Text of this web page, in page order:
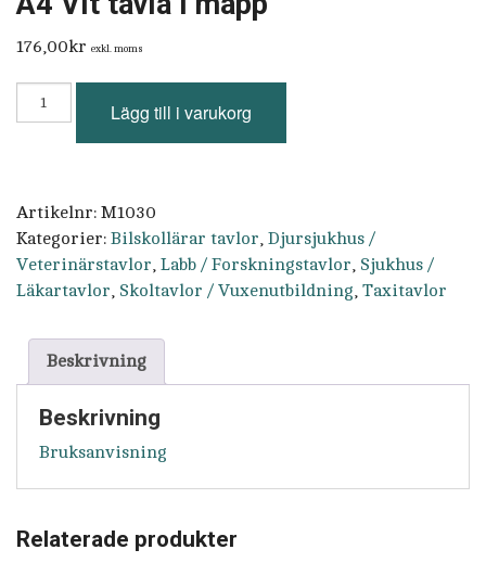
176,00kr exkl. moms
mängd
Lägg till i varukorg
Artikelnr: M1030
Kategorier: Bilskollärar tavlor, Djursjukhus /
Veterinärstavlor, Labb / Forskningstavlor, Sjukhus /
Läkartavlor, Skoltavlor / Vuxenutbildning, Taxitavlor
Beskrivning
Beskrivning
Bruksanvisning
Relaterade produkter